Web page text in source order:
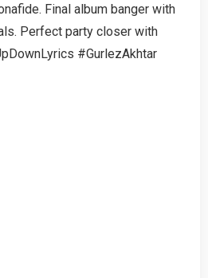
Final album banger with
Perfect party closer with
#GurlezAkhtar